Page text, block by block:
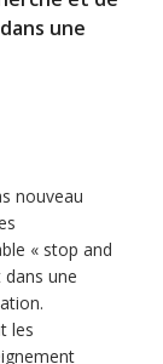
une
nouveau
« stop and
dans une
les